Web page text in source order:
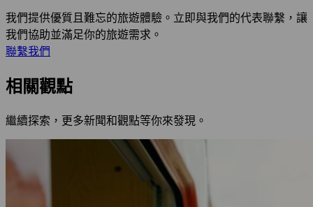
我們提供優質且難忘的旅遊體驗。立即與我們的代表聯繫，讓
我們協助並滿足你的旅遊需求。
聯繫我們
相關觀點
繼續探索，更多新聞和觀點等你來發現。